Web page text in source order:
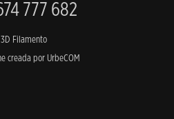
777 682
Filamento
creada por UrbeCOM